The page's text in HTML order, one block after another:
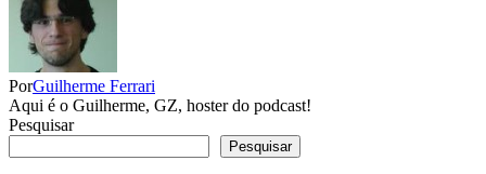
PorGuilherme Ferrari
Aqui é o Guilherme, GZ, hoster do podcast!
Pesquisar
Pesquisar